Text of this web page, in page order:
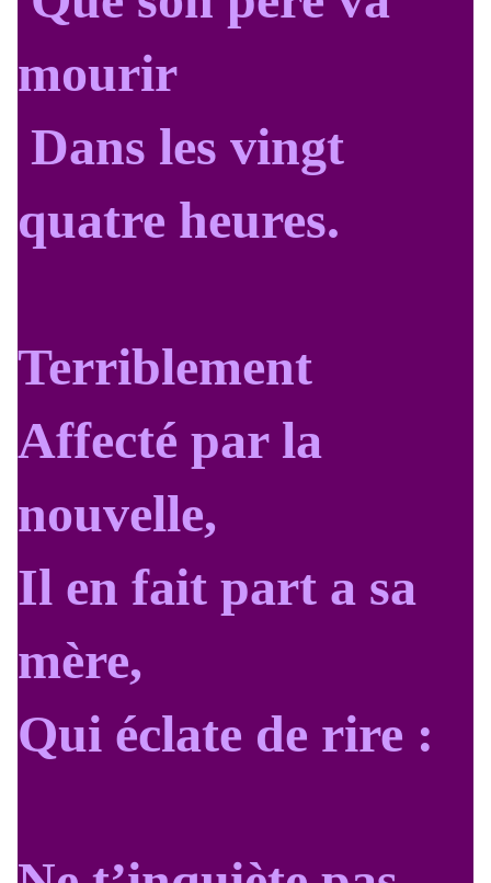
mourir
Dans les vingt
quatre heures.
Terriblement
Affecté par la
nouvelle,
Il en fait part a sa
mère,
Qui éclate de rire :